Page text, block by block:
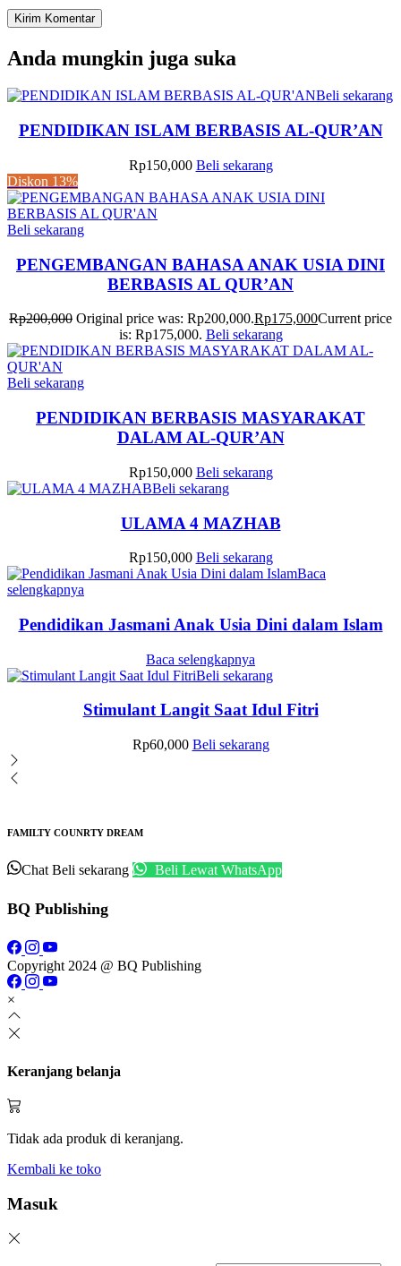
Anda mungkin juga suka
Beli sekarang
PENDIDIKAN ISLAM BERBASIS AL-QUR’AN
Rp150,000 Beli sekarang
Diskon 13%
Beli sekarang
PENGEMBANGAN BAHASA ANAK USIA DINI
BERBASIS AL QUR’AN
Rp200,000 Original price was: Rp200,000.Rp175,000Current price
is: Rp175,000. Beli sekarang
Beli sekarang
PENDIDIKAN BERBASIS MASYARAKAT
DALAM AL-QUR’AN
Rp150,000 Beli sekarang
Beli sekarang
ULAMA 4 MAZHAB
Rp150,000 Beli sekarang
Baca
selengkapnya
Pendidikan Jasmani Anak Usia Dini dalam Islam
Baca selengkapnya
Beli sekarang
Stimulant Langit Saat Idul Fitri
Rp60,000 Beli sekarang
FAMILTY COUNRTY DREAM
Chat Beli sekarang Beli Lewat WhatsApp
BQ Publishing
Copyright 2024 @ BQ Publishing
×
Keranjang belanja
Tidak ada produk di keranjang.
Kembali ke toko
Masuk